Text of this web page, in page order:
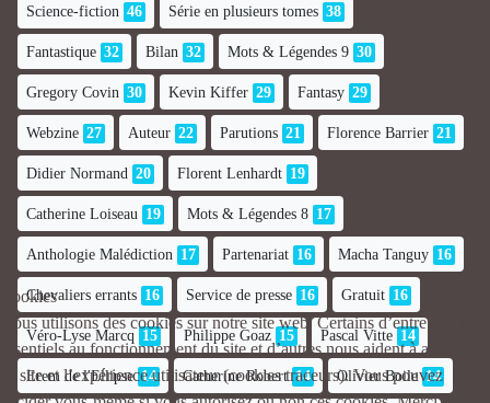
Science-fiction 46 Série en plusieurs tomes 38
Fantastique 32 Bilan 32 Mots & Légendes 9 30
Gregory Covin 30 Kevin Kiffer 29 Fantasy 29
Webzine 27 Auteur 22 Parutions 21 Florence Barrier 21
Didier Normand 20 Florent Lenhardt 19
Catherine Loiseau 19 Mots & Légendes 8 17
Anthologie Malédiction 17 Partenariat 16 Macha Tanguy 16
Chevaliers errants 16 Service de presse 16 Gratuit 16
Véro-Lyse Marcq 15 Philippe Goaz 15 Pascal Vitte 14
Erem de l'Ellipse 14 Catherine Robert 14 Olivier Boile 14
Cookies
Nous utilisons des cookies sur notre site web. Certains d’entre eux sont
essentiels au fonctionnement du site et d’autres nous aident à améliorer
ce site et l’expérience utilisateur (cookies traceurs). Vous pouvez